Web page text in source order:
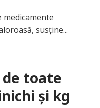
susține...
de toate
și kg